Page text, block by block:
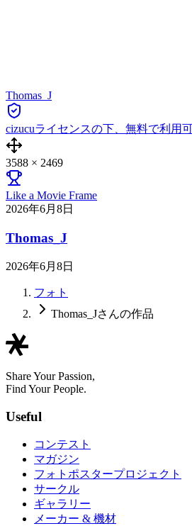
Thomas_J
cizucuライセンスの下、無料で利用
3588 × 2469
Like a Movie Frame
2026年6月8日
Thomas_J
2026年6月8日
フォト
Thomas_Jさんの作品
Share Your Passion,
Find Your People.
Useful
コンテスト
マガジン
フォトポスタープロジェクト
サークル
ギャラリー
メーカー & 機材